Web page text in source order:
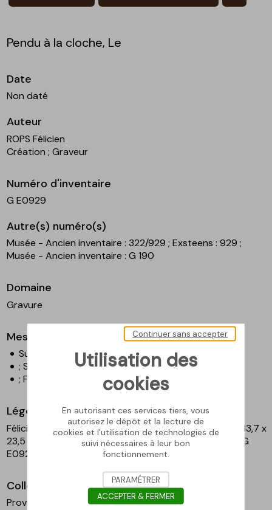
Pendu à la cloche, Le
Date
Non daté
Auteur
ROPS Félicien
Création; Graveur
Numéro d'inventaire
G E0929
Autre(s) numéro(s)
Musée - Ancien inventaire : 322/929; Exsteens : 929;
Musée - Ancien inventaire : G 190
Domaine
Gravure
Mesures
Surface couverte - Hauteur en cm : 33,7
; Surface couverte - Largeur en cm : 23,5
; Feuille - Hauteur en cm
; Feuille - Largeur en cm
Légende
Félicien Rops, Le Pendu à la cloche, s.d., héliogravure, 33,7 x
23,5 cm. Musée Félicien Rops, Province de Namur, inv. G
E0929
Collection
Province de Namur
Utilisation des
cookies
En autorisant ces services tiers, vous
autorisez le dépôt et la lecture de
cookies et l'utilisation de technologies de
suivi nécessaires à leur bon
fonctionnement.
Continuer sans accepter
PARAMÉTRER
ACCEPTER & FERMER